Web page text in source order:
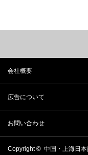
会社概要
広告について
お問い合わせ
Copyright © 中国・上海日